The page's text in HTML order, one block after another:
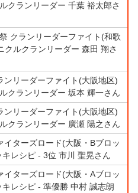
クランリーダー 千葉 裕太郎さ
クランリーダーファイト(和歌
クルクランリーダー 森田 翔さ
ンリーダーファイト(大阪地区)
クランリーダー 坂本 輝一さん
ンリーダーファイト(大阪地区)
クランリーダー 廣瀬 陽之さん
イターズロード(大阪・Bブロッ
キレシピ - 3位 市川 聖晃さん
イターズロード(大阪・Aブロッ
レシピ - 準優勝 中村 誠志朗